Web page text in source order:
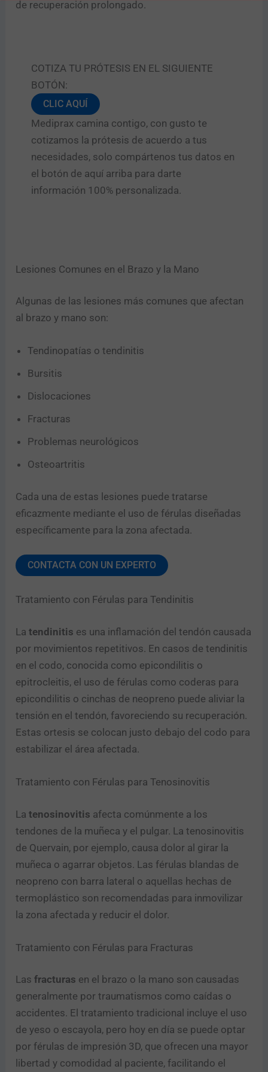
de recuperación prolongado.
COTIZA TU PRÓTESIS EN EL SIGUIENTE
BOTÓN:
CLIC AQUÍ
Mediprax camina contigo, con gusto te
cotizamos la prótesis de acuerdo a tus
necesidades, solo compártenos tus datos en
el botón de aquí arriba para darte
información 100% personalizada.
Lesiones Comunes en el Brazo y la Mano
Algunas de las lesiones más comunes que afectan
al brazo y mano son:
Tendinopatías o tendinitis
Bursitis
Dislocaciones
Fracturas
Problemas neurológicos
Osteoartritis
Cada una de estas lesiones puede tratarse
eficazmente mediante el uso de férulas diseñadas
específicamente para la zona afectada.
CONTACTA CON UN EXPERTO
Tratamiento con Férulas para Tendinitis
Latendinitis es una inflamación del tendón causada
por movimientos repetitivos. En casos de tendinitis
en el codo, conocida como epicondilitis o
epitrocleitis, el uso de férulas como coderas para
epicondilitis o cinchas de neopreno puede aliviar la
tensión en el tendón, favoreciendo su recuperación.
Estas ortesis se colocan justo debajo del codo para
estabilizar el área afectada.
Tratamiento con Férulas para Tenosinovitis
Latenosinovitis afecta comúnmente a los
tendones de la muñeca y el pulgar. La tenosinovitis
de Quervain, por ejemplo, causa dolor al girar la
muñeca o agarrar objetos. Las férulas blandas de
neopreno con barra lateral o aquellas hechas de
termoplástico son recomendadas para inmovilizar
la zona afectada y reducir el dolor.
Tratamiento con Férulas para Fracturas
Lasfracturas en el brazo o la mano son causadas
generalmente por traumatismos como caídas o
accidentes. El tratamiento tradicional incluye el uso
de yeso o escayola, pero hoy en día se puede optar
por férulas de impresión 3D, que ofrecen una mayor
libertad y comodidad al paciente, facilitando el
n
Enviar